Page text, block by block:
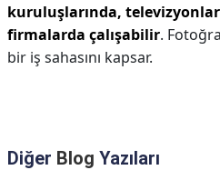
kuruluşlarında,
firmalarda çalışabilir.
bir iş sahasını kapsar.
Diğer Blog Yazıları